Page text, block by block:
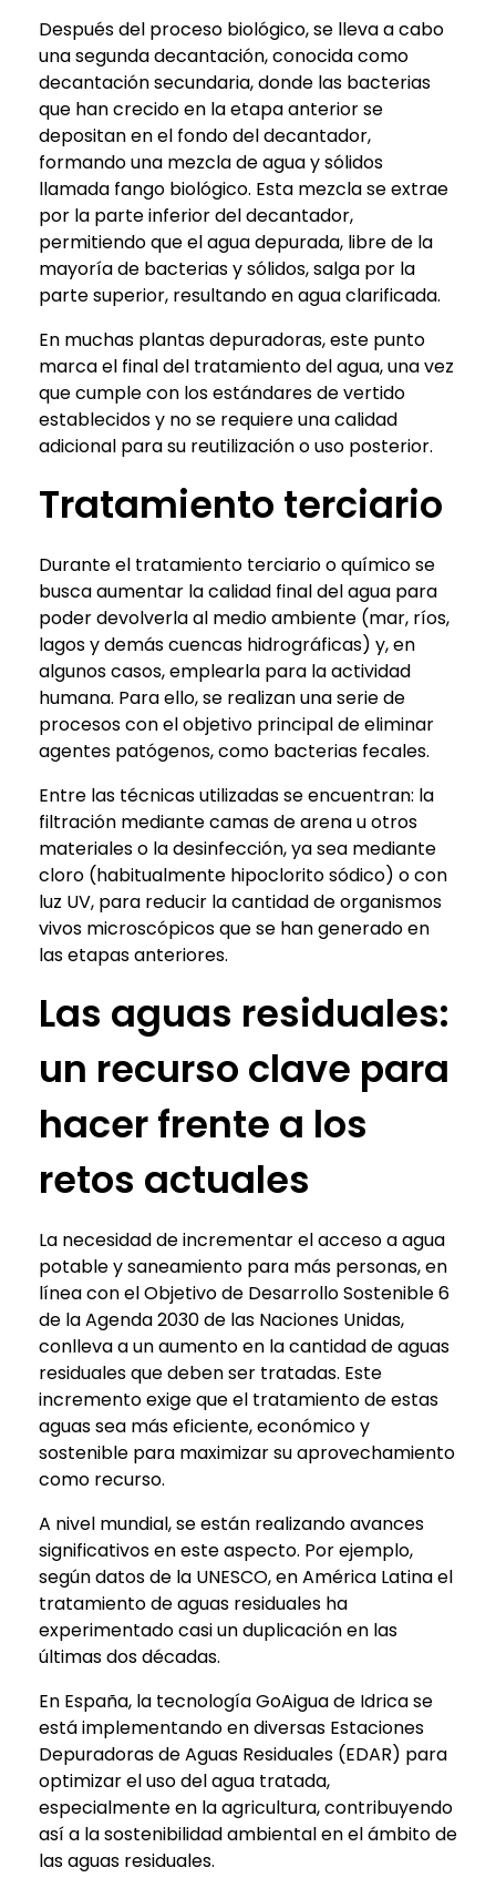
Después del proceso biológico, se lleva a cabo
una segunda decantación, conocida como
decantación secundaria, donde las bacterias
que han crecido en la etapa anterior se
depositan en el fondo del decantador,
formando una mezcla de agua y sólidos
llamada fango biológico. Esta mezcla se extrae
por la parte inferior del decantador,
permitiendo que el agua depurada, libre de la
mayoría de bacterias y sólidos, salga por la
parte superior, resultando en agua clarificada.
En muchas plantas depuradoras, este punto
marca el final del tratamiento del agua, una vez
que cumple con los estándares de vertido
establecidos y no se requiere una calidad
adicional para su reutilización o uso posterior.
Tratamiento terciario
Durante el tratamiento terciario o químico se
busca aumentar la calidad final del agua para
poder devolverla al medio ambiente (mar, ríos,
lagos y demás cuencas hidrográficas) y, en
algunos casos, emplearla para la actividad
humana. Para ello, se realizan una serie de
procesos con el objetivo principal de eliminar
agentes patógenos, como bacterias fecales.
Entre las técnicas utilizadas se encuentran: la
filtración mediante camas de arena u otros
materiales o la desinfección, ya sea mediante
cloro (habitualmente hipoclorito sódico) o con
luz UV, para reducir la cantidad de organismos
vivos microscópicos que se han generado en
las etapas anteriores.
Las aguas residuales:
un recurso clave para
hacer frente a los
retos actuales
La necesidad de incrementar el acceso a agua
potable y saneamiento para más personas, en
línea con el Objetivo de Desarrollo Sostenible 6
de la Agenda 2030 de las Naciones Unidas,
conlleva a un aumento en la cantidad de aguas
residuales que deben ser tratadas. Este
incremento exige que el tratamiento de estas
aguas sea más eficiente, económico y
sostenible para maximizar su aprovechamiento
como recurso.
A nivel mundial, se están realizando avances
significativos en este aspecto. Por ejemplo,
según datos de la UNESCO, en América Latina el
tratamiento de aguas residuales ha
experimentado casi un duplicación en las
últimas dos décadas.
En España, la tecnología GoAigua de Idrica se
está implementando en diversas Estaciones
Depuradoras de Aguas Residuales (EDAR) para
optimizar el uso del agua tratada,
especialmente en la agricultura, contribuyendo
así a la sostenibilidad ambiental en el ámbito de
las aguas residuales.